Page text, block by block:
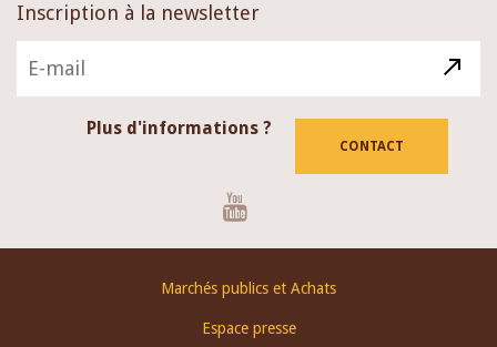
Inscription à la newsletter
Plus d'informations ?
CONTACT
Marchés publics et Achats
Espace presse